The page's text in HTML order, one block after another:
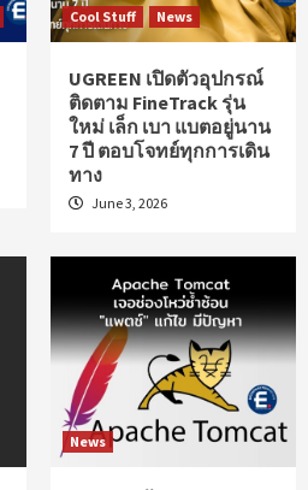
Cool Stuff News
UGREEN เปิดตัวอุปกรณ์
ติดตาม FineTrack รุ่น
ใหม่ เล็ก เบา แบตอยู่นาน
7 ปี ตอบโจทย์ทุกการเดิน
ทาง
June 3, 2026
News